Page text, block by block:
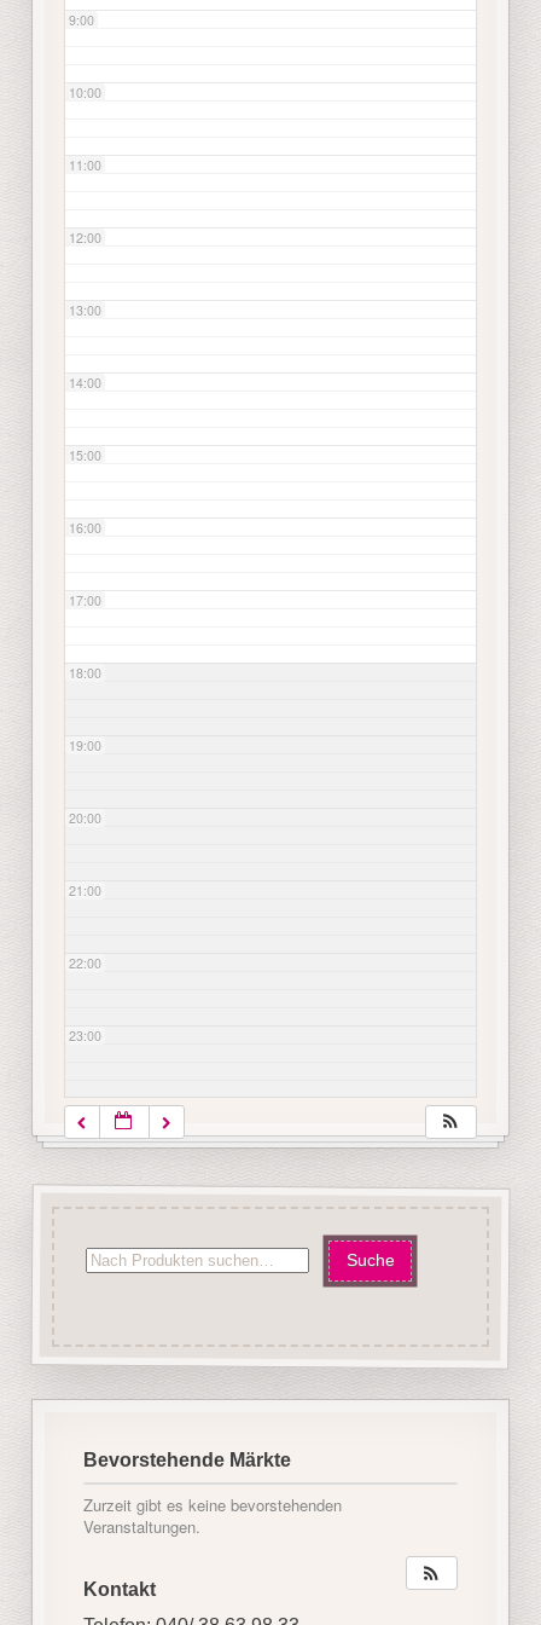
9:00
10:00
11:00
12:00
13:00
14:00
15:00
16:00
17:00
18:00
19:00
20:00
21:00
22:00
23:00
Bevorstehende Märkte
Zurzeit gibt es keine bevorstehenden
Veranstaltungen.
Kontakt